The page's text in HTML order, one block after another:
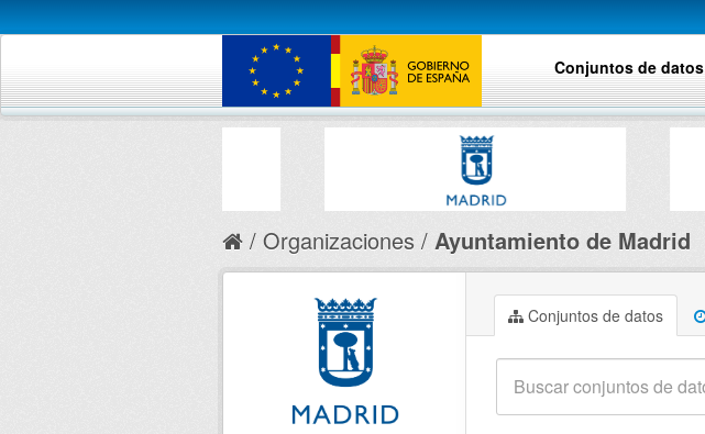
Conjuntos de datos
Organizaciones Ayuntamiento de Madrid
Conjuntos de datos